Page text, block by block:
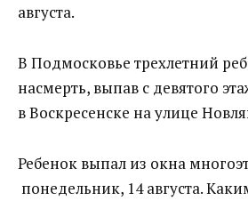
августа.
В Подмосковье трехлетний
насмерть, выпав с девятого
в Воскресенске на улице
Ребенок выпал из окна
понедельник, 14 августа.